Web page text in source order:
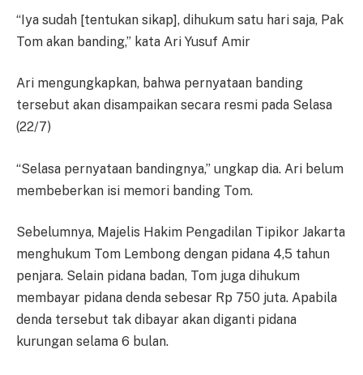
“Iya sudah [tentukan sikap], dihukum satu hari saja, Pak
Tom akan banding,” kata Ari Yusuf Amir
Ari mengungkapkan, bahwa pernyataan banding
tersebut akan disampaikan secara resmi pada Selasa
(22/7)
“Selasa pernyataan bandingnya,” ungkap dia. Ari belum
membeberkan isi memori banding Tom.
Sebelumnya, Majelis Hakim Pengadilan Tipikor Jakarta
menghukum Tom Lembong dengan pidana 4,5 tahun
penjara. Selain pidana badan, Tom juga dihukum
membayar pidana denda sebesar Rp 750 juta. Apabila
denda tersebut tak dibayar akan diganti pidana
kurungan selama 6 bulan.